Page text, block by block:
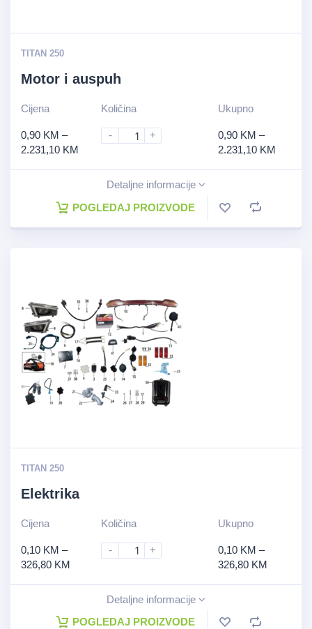
TITAN 250
Motor i auspuh
Cijena
0,90 KM –
2.231,10 KM
Količina
- +
Ukupno
0,90 KM –
2.231,10 KM
Detaljne informacije
POGLEDAJ PROIZVODE
TITAN 250
Elektrika
Cijena
0,10 KM –
326,80 KM
Količina
- +
Ukupno
0,10 KM –
326,80 KM
Detaljne informacije
POGLEDAJ PROIZVODE